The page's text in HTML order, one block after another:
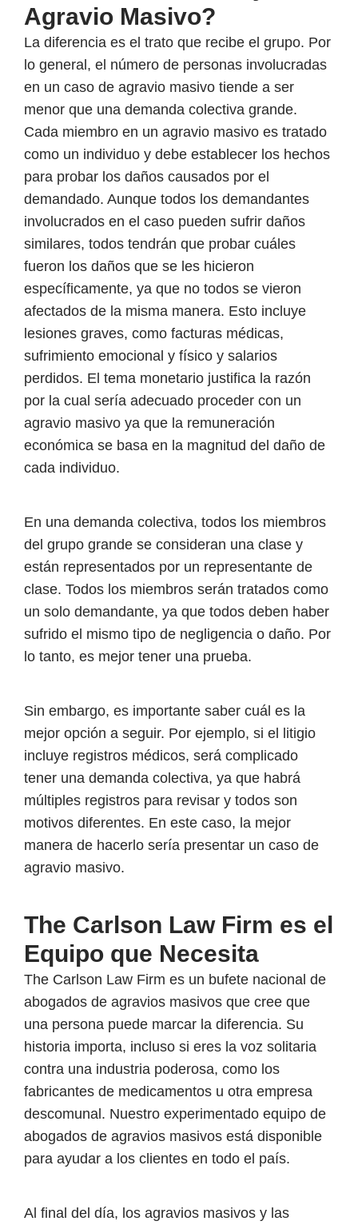
Agravio Masivo?
La diferencia es el trato que recibe el grupo. Por
lo general, el número de personas involucradas
en un caso de agravio masivo tiende a ser
menor que una demanda colectiva grande.
Cada miembro en un agravio masivo es tratado
como un individuo y debe establecer los hechos
para probar los daños causados ​​por el
demandado. Aunque todos los demandantes
involucrados en el caso pueden sufrir daños
similares, todos tendrán que probar cuáles
fueron los daños que se les hicieron
específicamente, ya que no todos se vieron
afectados de la misma manera. Esto incluye
lesiones graves, como facturas médicas,
sufrimiento emocional y físico y salarios
perdidos. El tema monetario justifica la razón
por la cual sería adecuado proceder con un
agravio masivo ya que la remuneración
económica se basa en la magnitud del daño de
cada individuo.
En una demanda colectiva, todos los miembros
del grupo grande se consideran una clase y
están representados por un representante de
clase. Todos los miembros serán tratados como
un solo demandante, ya que todos deben haber
sufrido el mismo tipo de negligencia o daño. Por
lo tanto, es mejor tener una prueba.
Sin embargo, es importante saber cuál es la
mejor opción a seguir. Por ejemplo, si el litigio
incluye registros médicos, será complicado
tener una demanda colectiva, ya que habrá
múltiples registros para revisar y todos son
motivos diferentes. En este caso, la mejor
manera de hacerlo sería presentar un caso de
agravio masivo.
The Carlson Law Firm es el
Equipo que Necesita
The Carlson Law Firm es un bufete nacional de
abogados de agravios masivos que cree que
una persona puede marcar la diferencia. Su
historia importa, incluso si eres la voz solitaria
contra una industria poderosa, como los
fabricantes de medicamentos u otra empresa
descomunal. Nuestro experimentado equipo de
abogados de agravios masivos está disponible
para ayudar a los clientes en todo el país.
Al final del día, los agravios masivos y las